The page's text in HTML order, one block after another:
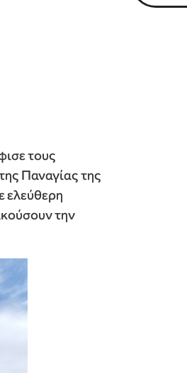
τους
Παναγίας της
ελεύθερη
την